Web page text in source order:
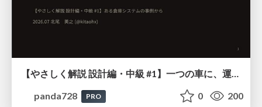
【やさしく解説 設計編・中級 #1】一つの車に、運転手は一人 ～ある倉庫システムの事例から～
panda728
PRO 0 200